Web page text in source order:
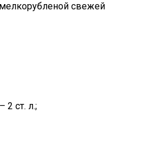
свежей
2 ст. л.;